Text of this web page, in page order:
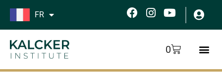
Aller
FR
F
c
o
I
s
g
Y
u
t
u
b
0
Panier